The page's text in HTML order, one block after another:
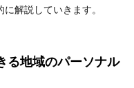
解説していきます。
る地域のパーソナル